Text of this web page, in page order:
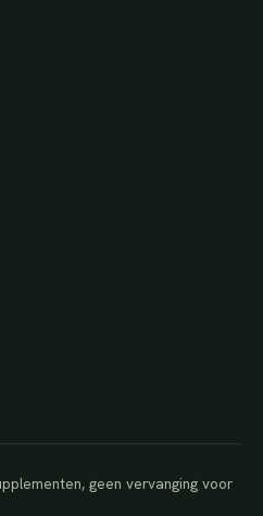
geen vervanging voor